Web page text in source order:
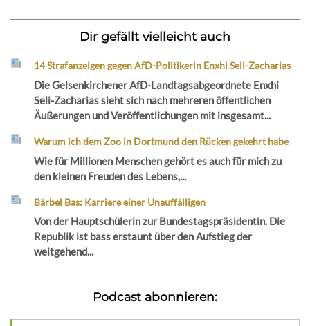
Dir gefällt vielleicht auch
14 Strafanzeigen gegen AfD-Politikerin Enxhi Seli-Zacharias
Die Gelsenkirchener AfD-Landtagsabgeordnete Enxhi
Seli-Zacharias sieht sich nach mehreren öffentlichen
Äußerungen und Veröffentlichungen mit insgesamt...
Warum ich dem Zoo in Dortmund den Rücken gekehrt habe
Wie für Millionen Menschen gehört es auch für mich zu
den kleinen Freuden des Lebens,...
Bärbel Bas: Karriere einer Unauffälligen
Von der Hauptschülerin zur Bundestagspräsidentin. Die
Republik ist bass erstaunt über den Aufstieg der
weitgehend...
Podcast abonnieren: